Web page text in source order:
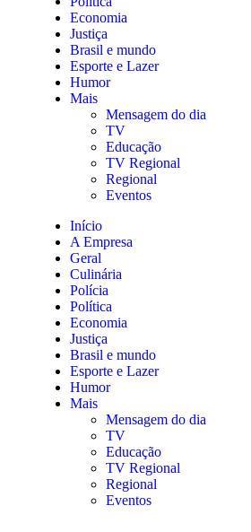
Economia
Justiça
Brasil e mundo
Esporte e Lazer
Humor
Mais
Mensagem do dia
TV
Educação
TV Regional
Regional
Eventos
Início
A Empresa
Geral
Culinária
Polícia
Política
Economia
Justiça
Brasil e mundo
Esporte e Lazer
Humor
Mais
Mensagem do dia
TV
Educação
TV Regional
Regional
Eventos